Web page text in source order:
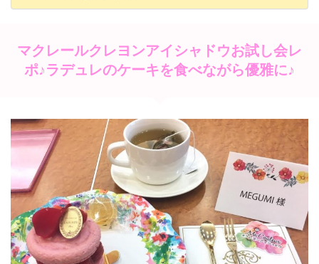
マクレールクレヨンアイシャドウお試し会レ
ポ♪ラデュレのケーキを食べながら優雅に♪